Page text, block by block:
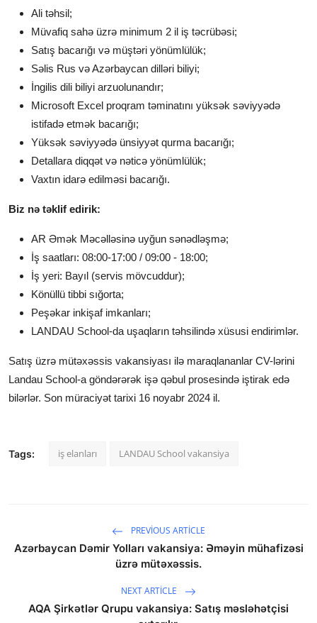
Ali təhsil;
Müvafiq sahə üzrə minimum 2 il iş təcrübəsi;
Satış bacarığı və müştəri yönümlülük;
Səlis Rus və Azərbaycan dilləri biliyi;
İngilis dili biliyi arzuolunandır;
Microsoft Excel proqram təminatını yüksək səviyyədə
istifadə etmək bacarığı;
Yüksək səviyyədə ünsiyyət qurma bacarığı;
Detallara diqqət və nəticə yönümlülük;
Vaxtın idarə edilməsi bacarığı.
Biz nə təklif edirik:
AR Əmək Məcəlləsinə uyğun sənədləşmə;
İş saatları: 08:00-17:00 / 09:00 - 18:00;
İş yeri: Bayıl (servis mövcuddur);
Könüllü tibbi sığorta;
Peşəkar inkişaf imkanları;
LANDAU School-da uşaqların təhsilində xüsusi endirimlər.
Satış üzrə mütəxəssis vakansiyası ilə maraqlananlar CV-lərini
Landau School-a göndərərək işə qəbul prosesində iştirak edə
bilərlər. Son müraciyət tarixi 16 noyabr 2024 il.
Tags: iş elanları LANDAU School vakansiya
PREVIOUS ARTICLE
Azərbaycan Dəmir Yolları vakansiya: Əməyin mühafizəsi
üzrə mütəxəssis.
NEXT ARTICLE
AQA Şirkətlər Qrupu vakansiya: Satış məsləhətçisi